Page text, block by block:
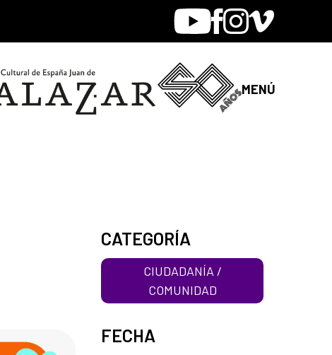
YoutubeFacebook
Instagram
Vimeo
MENÚ
CATEGORÍA
CIUDADANÍA /
COMUNIDAD
FECHA